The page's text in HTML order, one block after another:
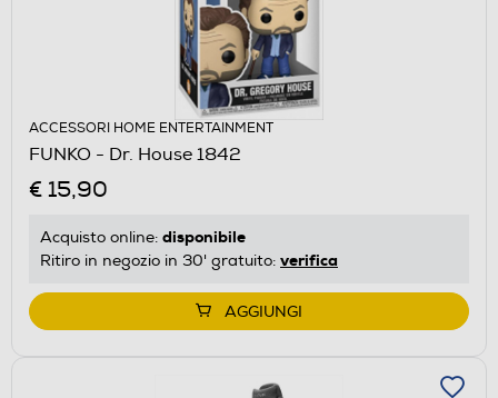
ACCESSORI HOME ENTERTAINMENT
FUNKO - Dr. House 1842
€ 15,90
Acquisto online: disponibile
Ritiro in negozio in 30' gratuito: verifica
AGGIUNGI